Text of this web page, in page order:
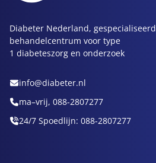
Diabeter Nederland, gespecialiseerd
behandelcentrum voor type
1 diabeteszorg en onderzoek
info@diabeter.nl
ma–vrij, 088-2807277
24/7 Spoedlijn: 088-2807277